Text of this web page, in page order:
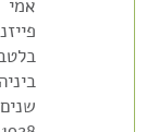
אמי